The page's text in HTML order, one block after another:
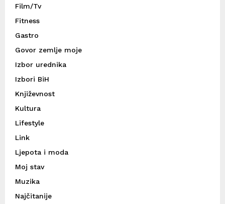
Film/Tv
Fitness
Gastro
Govor zemlje moje
Izbor urednika
Izbori BiH
Književnost
Kultura
Lifestyle
Link
Ljepota i moda
Moj stav
Muzika
Najčitanije